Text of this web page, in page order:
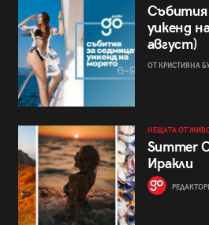
Събития
уикенд
август)
ОТ КРИСТИЯНА
НЕЩАТА ОТ
Summer
Иракли